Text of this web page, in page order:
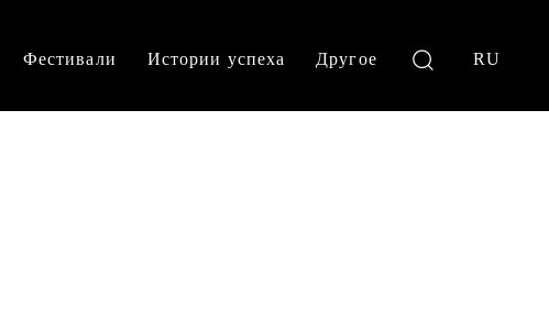
Фестивали Истории успеха Другое RU